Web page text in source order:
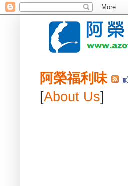
阿榮福利味
[About Us]